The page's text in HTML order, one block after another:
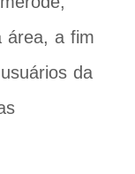
área, a fim
da